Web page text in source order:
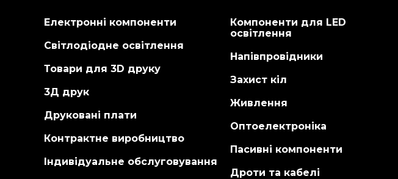
Електронні компоненти
Світлодіодне освітлення
Товари для 3D друку
3Д друк
Друковані плати
Контрактне виробництво
Індивідуальне обслуговування
Компоненти для LED
освітлення
Напівпровідники
Захист кіл
Живлення
Оптоелектроніка
Пасивні компоненти
Дроти та кабелі